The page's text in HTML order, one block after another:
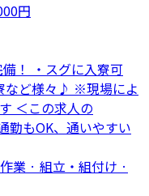
円
！ ・スグに入寮可
など様々♪ ※現場によ
＜この求人の
もOK、通いやすい
業 · 組立・組付け ·